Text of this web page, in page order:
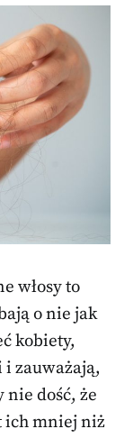
włosy to
o nie jak
kobiety,
zauważają,
nie dość, że
ich mniej niż